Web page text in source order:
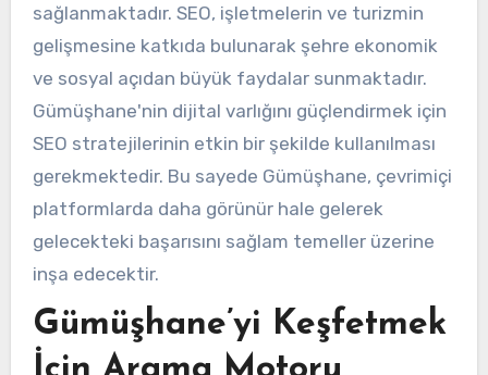
sağlanmaktadır. SEO, işletmelerin ve turizmin
gelişmesine katkıda bulunarak şehre ekonomik
ve sosyal açıdan büyük faydalar sunmaktadır.
Gümüşhane'nin dijital varlığını güçlendirmek için
SEO stratejilerinin etkin bir şekilde kullanılması
gerekmektedir. Bu sayede Gümüşhane, çevrimiçi
platformlarda daha görünür hale gelerek
gelecekteki başarısını sağlam temeller üzerine
inşa edecektir.
Gümüşhane’yi Keşfetmek